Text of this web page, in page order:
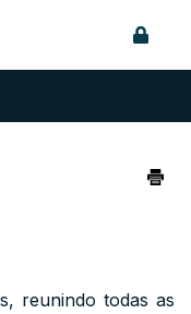
reunindo todas as